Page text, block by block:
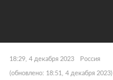
18:29, 4 декабря 2023 Россия
(обновлено: 18:51, 4 декабря 2023)